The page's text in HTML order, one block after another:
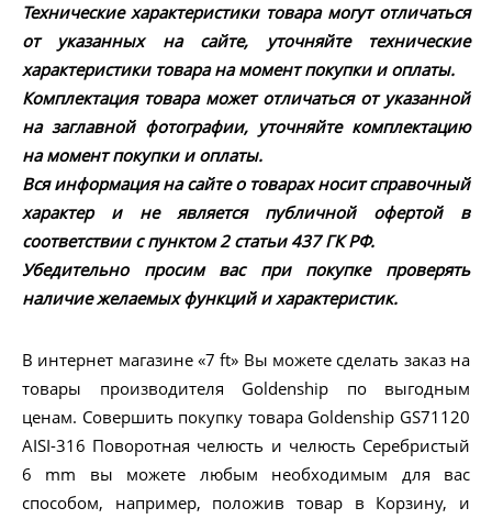
Технические характеристики товара могут отличаться
от указанных на сайте, уточняйте технические
характеристики товара на момент покупки и оплаты.
Комплектация товара может отличаться от указанной
на заглавной фотографии, уточняйте комплектацию
на момент покупки и оплаты.
Вся информация на сайте о товарах носит справочный
характер и не является публичной офертой в
соответствии с пунктом 2 статьи 437 ГК РФ.
Убедительно просим вас при покупке проверять
наличие желаемых функций и характеристик.
В интернет магазине «7 ft» Вы можете сделать заказ на
товары производителя Goldenship по выгодным
ценам. Совершить покупку товара Goldenship GS71120
AISI-316 Поворотная челюсть и челюсть Серебристый
6 mm вы можете любым необходимым для вас
способом, например, положив товар в Корзину, и